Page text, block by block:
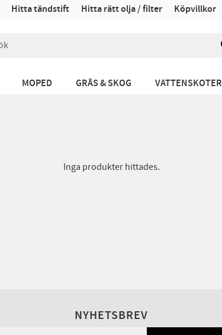
Hitta tändstift Hitta rätt olja / filter Köpvillkor
MOPED GRÄS & SKOG VATTENSKOTER
Inga produkter hittades.
NYHETSBREV